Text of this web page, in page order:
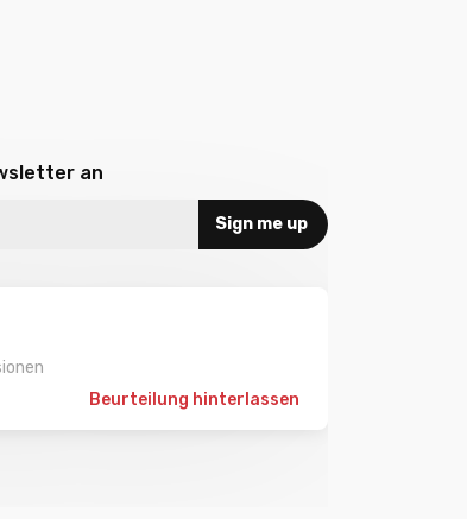
an
Sign me up
Beurteilung hinterlassen